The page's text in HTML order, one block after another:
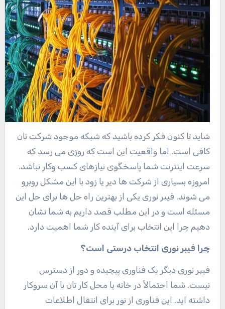
شاید تا کنون فکر کرده باشید که شبکه موجود شرکت تان
کافی است. اما واقعیت این است که روزی می رسد که
سرعت اینترنت شما پاسخگوی نیازهای کسب وکار نباشد.
امروزه بسیاری از شرکت ها دیر یا زود با این مشکل روبرو
می شوند. فیبر نوری یکی از بهترین راه حل ها برای حل این
مسئله است و در این مطلب قصد داریم به شما نشان
دهیم چرا این انتخاب برای آینده کار شما اهمیت دارد.
چرا فیبر نوری انتخاب درستی است؟
فیبر نوری دیگر یک فناوری پیچیده و دور از دسترس
نیست. شما احتمالاً در خانه یا محل کار تان با آن سروکار
داشته اید. این فناوری از نور برای انتقال اطلاعات